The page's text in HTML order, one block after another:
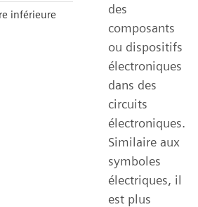
inférieure
des
composants
ou dispositifs
électroniques
dans des
circuits
électroniques.
Similaire aux
symboles
électriques, il
est plus